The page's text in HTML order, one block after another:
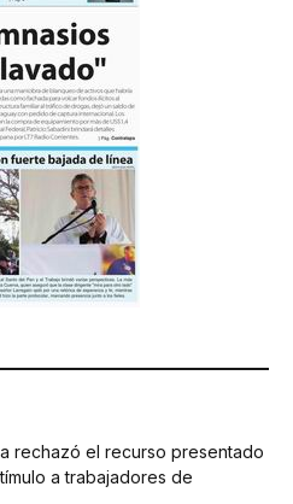
rechazó el recurso presentado
a trabajadores de